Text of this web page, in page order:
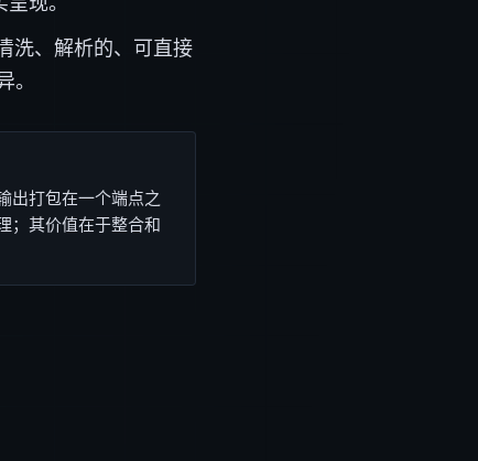
洗、解析的、可直接
出打包在一个端点之
；其价值在于整合和